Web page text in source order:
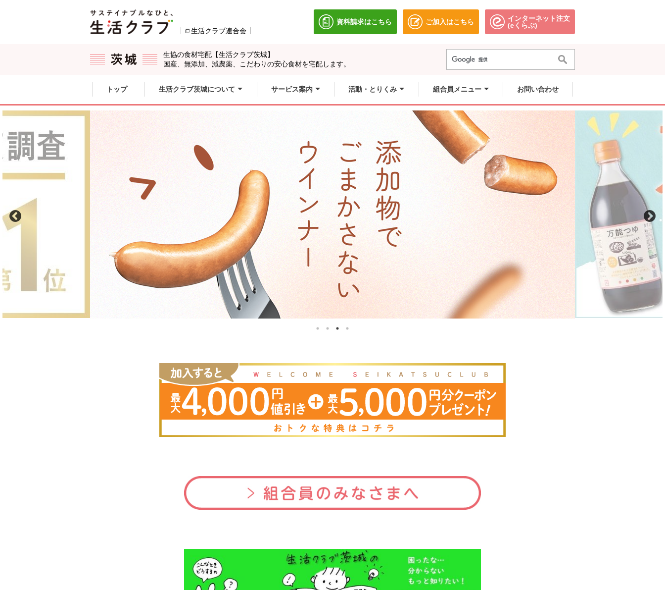
生活クラブ連合会 別のウィンドウで開きます。
資料請求はこちら
別のウィンドウで開きます。ご加入はこちら
別のウィンドウで開きます。
インターネット注文
(eくらぶ)別のウィンドウで開きます。
生協の食材宅配【生活クラブ茨城】
国産、無添加、減農薬、こだわりの安心食材を宅配します。
ここからサイト内共通メニューです。
サイト内共通メニューをスキップする
トップ 生活クラブ茨城について サービス案内 活動・とりくみ 組合員メニュー お問い合わせ
サイト内共通メニューここまで。